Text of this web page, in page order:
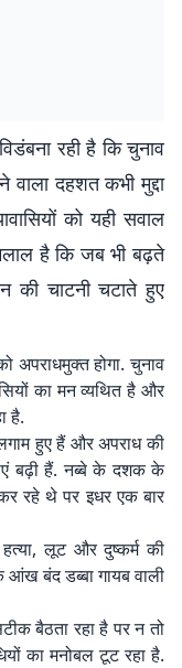
रही है कि चुनाव
दहशत कभी मुद्दा
को यही सवाल
है कि जब भी बढ़ते
की चाटनी चटाते हुए
अपराधमुक्त होगा. चुनाव
का मन व्यथित है और
है.
हुए हैं और अपराध की
बढ़ी हैं. नब्बे के दशक के
रहे थे पर इधर एक बार
लूट और दुष्कर्म की
आंख बंद डब्बा गायब वाली
बैठता रहा है पर न तो
का मनोबल टूट रहा है.